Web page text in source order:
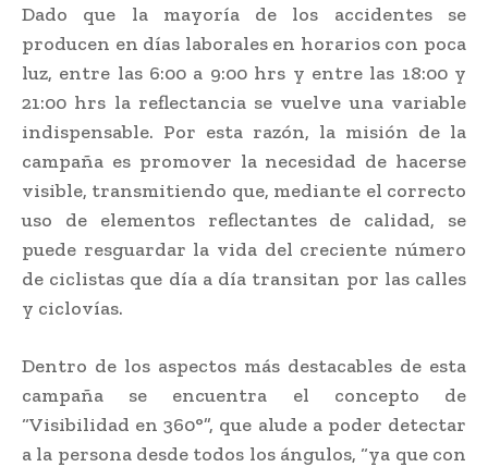
Dado que la mayoría de los accidentes se
producen en días laborales en horarios con poca
luz, entre las 6:00 a 9:00 hrs y entre las 18:00 y
21:00 hrs la reflectancia se vuelve una variable
indispensable. Por esta razón, la misión de la
campaña es promover la necesidad de hacerse
visible, transmitiendo que, mediante el correcto
uso de elementos reflectantes de calidad, se
puede resguardar la vida del creciente número
de ciclistas que día a día transitan por las calles
y ciclovías.
Dentro de los aspectos más destacables de esta
campaña se encuentra el concepto de
“Visibilidad en 360°”, que alude a poder detectar
a la persona desde todos los ángulos, “ya que con